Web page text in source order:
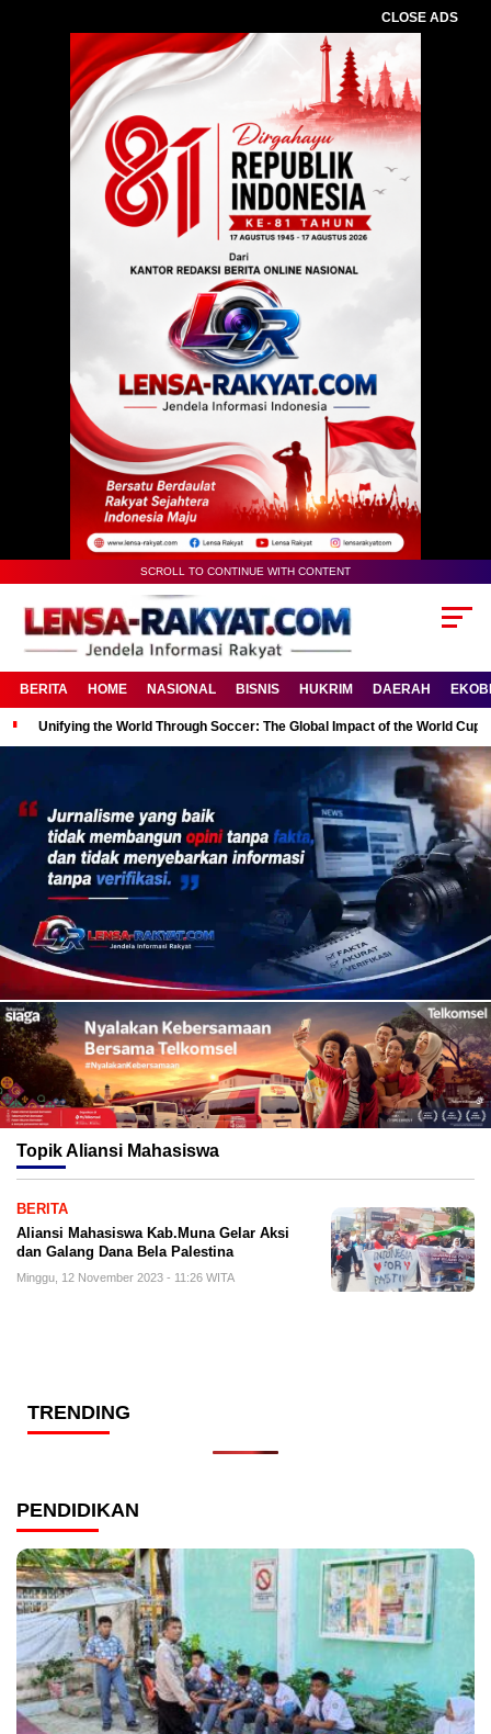
CLOSE ADS
SCROLL TO CONTINUE WITH CONTENT
BERITA HOME NASIONAL BISNIS HUKRIM DAERAH
Unifying the World Through Soccer: The Global Impact of the World Cup
TopikAliansi Mahasiswa
BERITA
Aliansi Mahasiswa Kab.Muna Gelar Aksi
dan Galang Dana Bela Palestina
Minggu, 12 November 2023 - 11:26 WITA
TRENDING
PENDIDIKAN